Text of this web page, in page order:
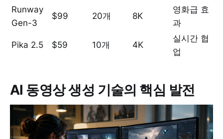
Runway
Gen-3
$99 20개 8K
영화급 효
과
Pika 2.5 $59 10개 4K
실시간 협
업
AI 동영상 생성 기술의 핵심 발전